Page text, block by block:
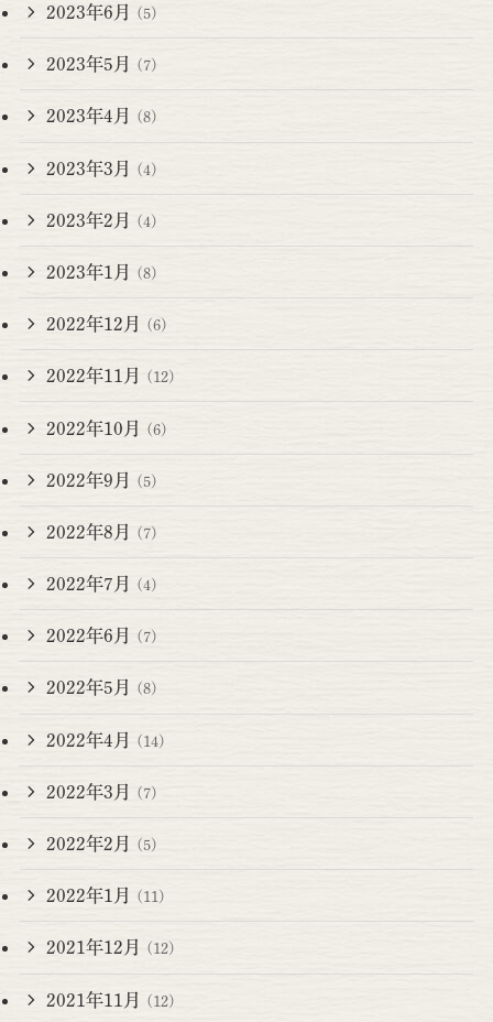
2023年6月 (5)
2023年5月 (7)
2023年4月 (8)
2023年3月 (4)
2023年2月 (4)
2023年1月 (8)
2022年12月 (6)
2022年11月 (12)
2022年10月 (6)
2022年9月 (5)
2022年8月 (7)
2022年7月 (4)
2022年6月 (7)
2022年5月 (8)
2022年4月 (14)
2022年3月 (7)
2022年2月 (5)
2022年1月 (11)
2021年12月 (12)
2021年11月 (12)